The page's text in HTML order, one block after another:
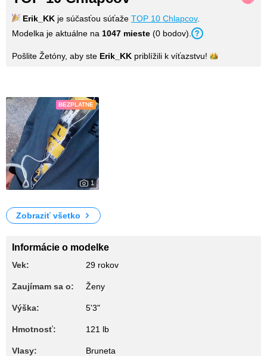
Erik_KK je súčasťou súťaže TOP 10 Chlapcov.
Modelka je aktuálne na 1047 mieste (0 bodov).
Pošlite Žetóny, aby ste Erik_KK priblížili k víťazstvu!
BEZPLATNE
1
Zobraziť všetko
Informácie o modelke
Vek: 29 rokov
Zaujímam sa o: Ženy
Výška: 5'3"
Hmotnosť: 121 lb
Vlasy: Bruneta